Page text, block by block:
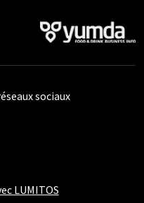
LUMITOS
sociaux